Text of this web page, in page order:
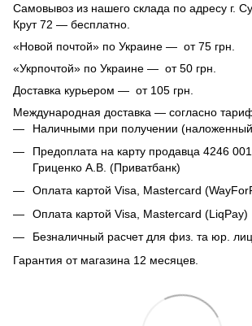
Самовывоз из нашего склада по адресу г.
Крут 72 — бесплатно.
«Новой почтой» по Украине — от 75 грн.
«Укрпочтой» по Украине — от 50 грн.
Доставка курьером — от 105 грн.
Международная доставка — согласно
Наличными при получении
Предоплата на карту продавца 4246
Гриценко А.В. (Приватбанк)
Оплата картой Visa, Mastercard
Оплата картой Visa, Mastercard (LiqPay)
Безналичный расчет для физ. та юр. лиц
Гарантия от магазина 12 месяцев.